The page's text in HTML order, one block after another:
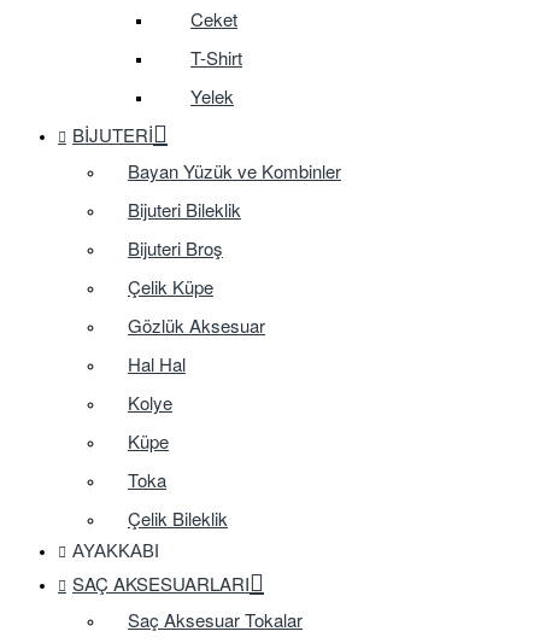
Ceket
T-Shirt
Yelek
BIJUTERI
Bayan Yüzük ve Kombinler
Bijuteri Bileklik
Bijuteri Broş
Çelik Küpe
Gözlük Aksesuar
Hal Hal
Kolye
Küpe
Toka
Çelik Bileklik
AYAKKABI
SAÇ AKSESUARLARI
Saç Aksesuar Tokalar